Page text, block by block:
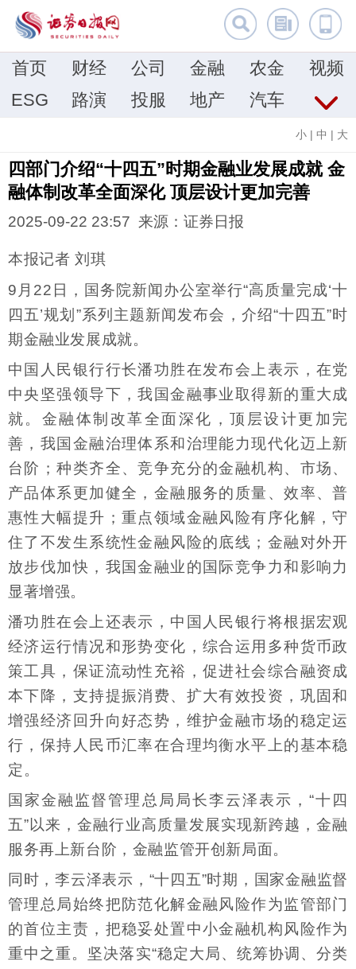
首页 财经 公司 金融 农金
视频
ESG
路演 投服 地产 汽车
小 | 中 | 大
四部门介绍“十四五”时期金融业发展成就 金
融体制改革全面深化 顶层设计更加完善
2025-09-22 23:57 来源：证券日报
本报记者 刘琪
9月22日，国务院新闻办公室举行“高质量完成‘十
四五’规划”系列主题新闻发布会，介绍“十四五”时
期金融业发展成就。
中国人民银行行长潘功胜在发布会上表示，在党
中央坚强领导下，我国金融事业取得新的重大成
就。金融体制改革全面深化，顶层设计更加完
善，我国金融治理体系和治理能力现代化迈上新
台阶；种类齐全、竞争充分的金融机构、市场、
产品体系更加健全，金融服务的质量、效率、普
惠性大幅提升；重点领域金融风险有序化解，守
住了不发生系统性金融风险的底线；金融对外开
放步伐加快，我国金融业的国际竞争力和影响力
显著增强。
潘功胜在会上还表示，中国人民银行将根据宏观
经济运行情况和形势变化，综合运用多种货币政
策工具，保证流动性充裕，促进社会综合融资成
本下降，支持提振消费、扩大有效投资，巩固和
增强经济回升向好态势，维护金融市场的稳定运
行，保持人民币汇率在合理均衡水平上的基本稳
定。
国家金融监督管理总局局长李云泽表示，“十四
五”以来，金融行业高质量发展实现新跨越，金融
服务再上新台阶，金融监管开创新局面。
同时，李云泽表示，“十四五”时期，国家金融监督
管理总局始终把防范化解金融风险作为监管部门
的首位主责，把稳妥处置中小金融机构风险作为
重中之重。坚决落实“稳定大局、统筹协调、分类